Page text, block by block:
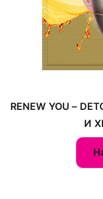
RENEW YOU –
И